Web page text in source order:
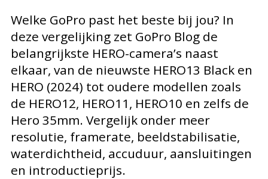
Welke GoPro past het beste bij jou? In
deze vergelijking zet GoPro Blog de
belangrijkste HERO-camera’s naast
elkaar, van de nieuwste HERO13 Black en
HERO (2024) tot oudere modellen zoals
de HERO12, HERO11, HERO10 en zelfs de
Hero 35mm. Vergelijk onder meer
resolutie, framerate, beeldstabilisatie,
waterdichtheid, accuduur, aansluitingen
en introductieprijs.